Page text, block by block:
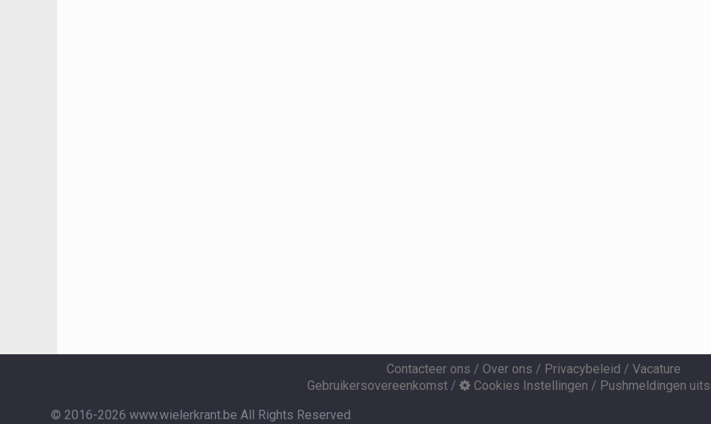
Contacteer ons / Over ons / Privacybeleid / Vacature
Gebruikersovereenkomst / Cookies Instellingen / Pushmeldingen
© 2016-2026 www.wielerkrant.be All Rights Reserved